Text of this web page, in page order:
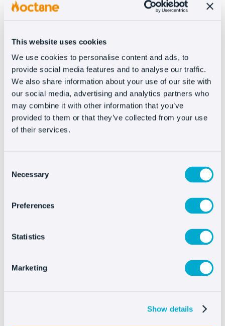
This website uses cookies
We use cookies to personalise content and ads, to
provide social media features and to analyse our traffic.
We also share information about your use of our site with
our social media, advertising and analytics partners who
may combine it with other information that you’ve
provided to them or that they’ve collected from your use
of their services.
Selection
Necessary
Preferences
Statistics
Marketing
Show details
their sales: